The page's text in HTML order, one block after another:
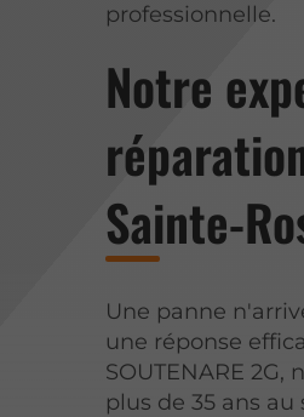
professionnelle.
Notre
Sainte-
Une panne
une réponse
SOUTENARE
plus de 35 ans